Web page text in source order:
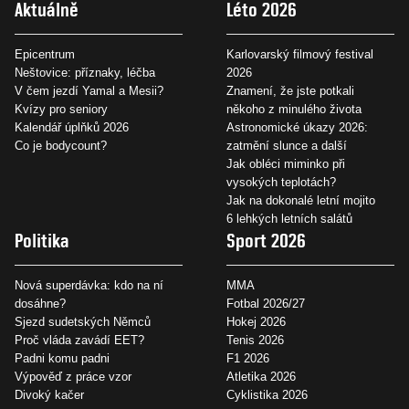
Aktuálně
Epicentrum
Neštovice: příznaky, léčba
V čem jezdí Yamal a Mesii?
Kvízy pro seniory
Kalendář úplňků 2026
Co je bodycount?
Léto 2026
Karlovarský filmový festival
2026
Znamení, že jste potkali
někoho z minulého života
Astronomické úkazy 2026:
zatmění slunce a další
Jak obléci miminko při
vysokých teplotách?
Jak na dokonalé letní mojito
6 lehkých letních salátů
Politika
Nová superdávka: kdo na ní
dosáhne?
Sjezd sudetských Němců
Proč vláda zavádí EET?
Padni komu padni
Výpověď z práce vzor
Divoký kačer
Sport 2026
MMA
Fotbal 2026/27
Hokej 2026
Tenis 2026
F1 2026
Atletika 2026
Cyklistika 2026